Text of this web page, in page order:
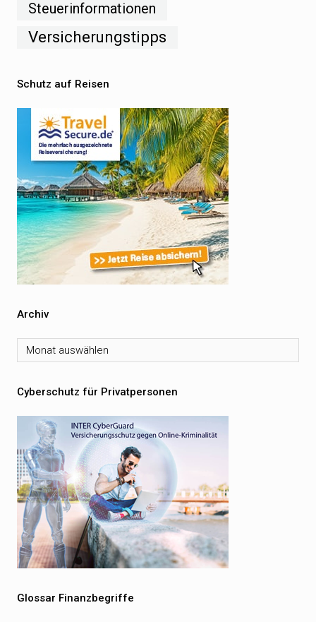
Steuerinformationen
Versicherungstipps
Schutz auf Reisen
Archiv
Archiv
Cyberschutz für Privatpersonen
Glossar Finanzbegriffe